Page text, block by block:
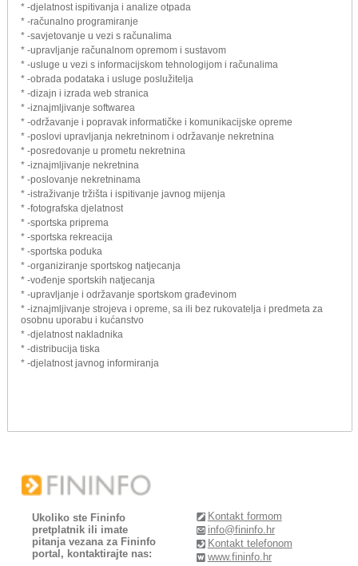
* -djelatnost ispitivanja i analize otpada
* -računalno programiranje
* -savjetovanje u vezi s računalima
* -upravljanje računalnom opremom i sustavom
* -usluge u vezi s informacijskom tehnologijom i računalima
* -obrada podataka i usluge poslužitelja
* -dizajn i izrada web stranica
* -iznajmljivanje softwarea
* -održavanje i popravak informatičke i komunikacijske opreme
* -poslovi upravljanja nekretninom i održavanje nekretnina
* -posredovanje u prometu nekretnina
* -iznajmljivanje nekretnina
* -poslovanje nekretninama
* -istraživanje tržišta i ispitivanje javnog mijenja
* -fotografska djelatnost
* -sportska priprema
* -sportska rekreacija
* -sportska poduka
* -organiziranje sportskog natjecanja
* -vođenje sportskih natjecanja
* -upravljanje i održavanje sportskom građevinom
* -iznajmljivanje strojeva i opreme, sa ili bez rukovatelja i predmeta za
osobnu uporabu i kućanstvo
* -djelatnost nakladnika
* -distribucija tiska
* -djelatnost javnog informiranja
Ukoliko ste Fininfo
pretplatnik ili imate
pitanja vezana za Fininfo
portal, kontaktirajte nas:
Kontakt formom
info@fininfo.hr
Kontakt telefonom
www.fininfo.hr